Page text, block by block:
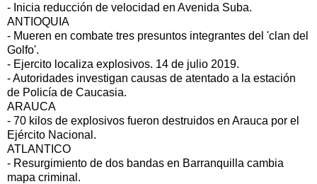
- Inicia reducción de velocidad en Avenida Suba.
ANTIOQUIA
- Mueren en combate tres presuntos integrantes del 'clan del
Golfo'.
- Ejercito localiza explosivos. 14 de julio 2019.
- Autoridades investigan causas de atentado a la estación
de Policía de Caucasia.
ARAUCA
- 70 kilos de explosivos fueron destruidos en Arauca por el
Ejército Nacional.
ATLANTICO
- Resurgimiento de dos bandas en Barranquilla cambia
mapa criminal.